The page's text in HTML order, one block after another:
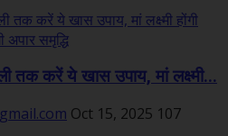
तक करें ये खास उपाय, मां लक्ष्मी...
Oct 15, 2025 107